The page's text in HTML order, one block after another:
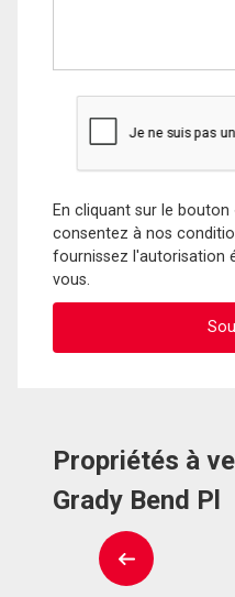
En cliquant sur le
consentez à nos
fournissez l'autorisation
vous.
Propriétés à
Grady Bend Pl